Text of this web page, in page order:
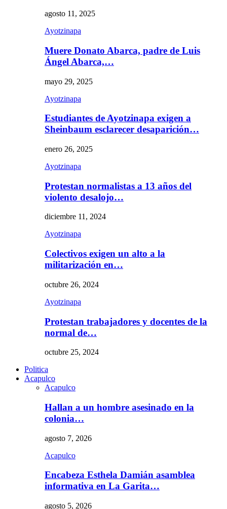
agosto 11, 2025
Ayotzinapa
Muere Donato Abarca, padre de Luis
Ángel Abarca,…
mayo 29, 2025
Ayotzinapa
Estudiantes de Ayotzinapa exigen a
Sheinbaum esclarecer desaparición…
enero 26, 2025
Ayotzinapa
Protestan normalistas a 13 años del
violento desalojo…
diciembre 11, 2024
Ayotzinapa
Colectivos exigen un alto a la
militarización en…
octubre 26, 2024
Ayotzinapa
Protestan trabajadores y docentes de la
normal de…
octubre 25, 2024
Politica
Acapulco
Acapulco
Hallan a un hombre asesinado en la
colonia…
agosto 7, 2026
Acapulco
Encabeza Esthela Damián asamblea
informativa en La Garita…
agosto 5, 2026